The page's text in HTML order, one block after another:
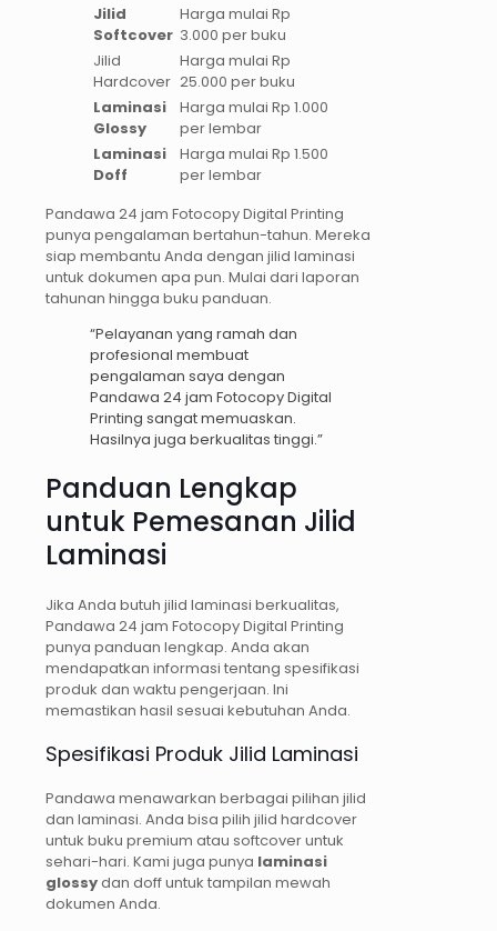
Jilid
Softcover
Harga mulai Rp
3.000 per buku
Jilid
Hardcover
Harga mulai Rp
25.000 per buku
Laminasi
Glossy
Harga mulai Rp 1.000
per lembar
Laminasi
Doff
Harga mulai Rp 1.500
per lembar
Pandawa 24 jam Fotocopy Digital Printing
punya pengalaman bertahun-tahun. Mereka
siap membantu Anda dengan jilid laminasi
untuk dokumen apa pun. Mulai dari laporan
tahunan hingga buku panduan.
“Pelayanan yang ramah dan
profesional membuat
pengalaman saya dengan
Pandawa 24 jam Fotocopy Digital
Printing sangat memuaskan.
Hasilnya juga berkualitas tinggi.”
Panduan Lengkap
untuk Pemesanan Jilid
Laminasi
Jika Anda butuh jilid laminasi berkualitas,
Pandawa 24 jam Fotocopy Digital Printing
punya panduan lengkap. Anda akan
mendapatkan informasi tentang spesifikasi
produk dan waktu pengerjaan. Ini
memastikan hasil sesuai kebutuhan Anda.
Spesifikasi Produk Jilid Laminasi
Pandawa menawarkan berbagai pilihan jilid
dan laminasi. Anda bisa pilih jilid hardcover
untuk buku premium atau softcover untuk
sehari-hari. Kami juga punya laminasi
glossydan doff untuk tampilan mewah
dokumen Anda.